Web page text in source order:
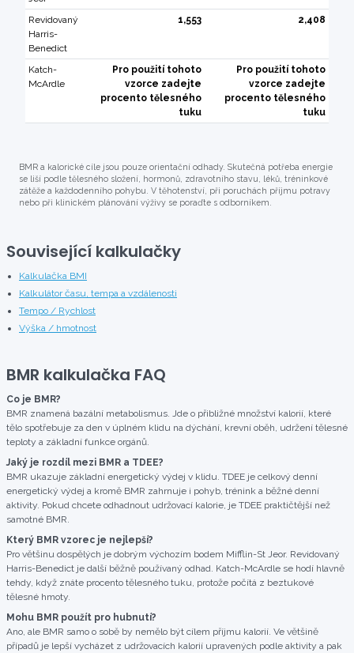
Revidovaný
Harris-
Benedict
1,553 2,408
Katch-
McArdle
Pro použití tohoto
vzorce zadejte
procento tělesného
tuku
Pro použití tohoto
vzorce zadejte
procento tělesného
tuku
BMR a kalorické cíle jsou pouze orientační odhady. Skutečná potřeba energie
se liší podle tělesného složení, hormonů, zdravotního stavu, léků, tréninkové
zátěže a každodenního pohybu. V těhotenství, při poruchách příjmu potravy
nebo při klinickém plánování výživy se poraďte s odborníkem.
Související kalkulačky
Kalkulačka BMI
Kalkulátor času, tempa a vzdálenosti
Tempo / Rychlost
Výška / hmotnost
BMR kalkulačka FAQ
Co je BMR?
BMR znamená bazální metabolismus. Jde o přibližné množství kalorií, které
tělo spotřebuje za den v úplném klidu na dýchání, krevní oběh, udržení tělesné
teploty a základní funkce orgánů.
Jaký je rozdíl mezi BMR a TDEE?
BMR ukazuje základní energetický výdej v klidu. TDEE je celkový denní
energetický výdej a kromě BMR zahrnuje i pohyb, trénink a běžné denní
aktivity. Pokud chcete odhadnout udržovací kalorie, je TDEE praktičtější než
samotné BMR.
Který BMR vzorec je nejlepší?
Pro většinu dospělých je dobrým výchozím bodem Mifflin-St Jeor. Revidovaný
Harris-Benedict je další běžně používaný odhad. Katch-McArdle se hodí hlavně
tehdy, když znáte procento tělesného tuku, protože počítá z beztukové
tělesné hmoty.
Mohu BMR použít pro hubnutí?
Ano, ale BMR samo o sobě by nemělo být cílem příjmu kalorií. Ve většině
případů je lepší vycházet z udržovacích kalorií upravených podle aktivity a pak